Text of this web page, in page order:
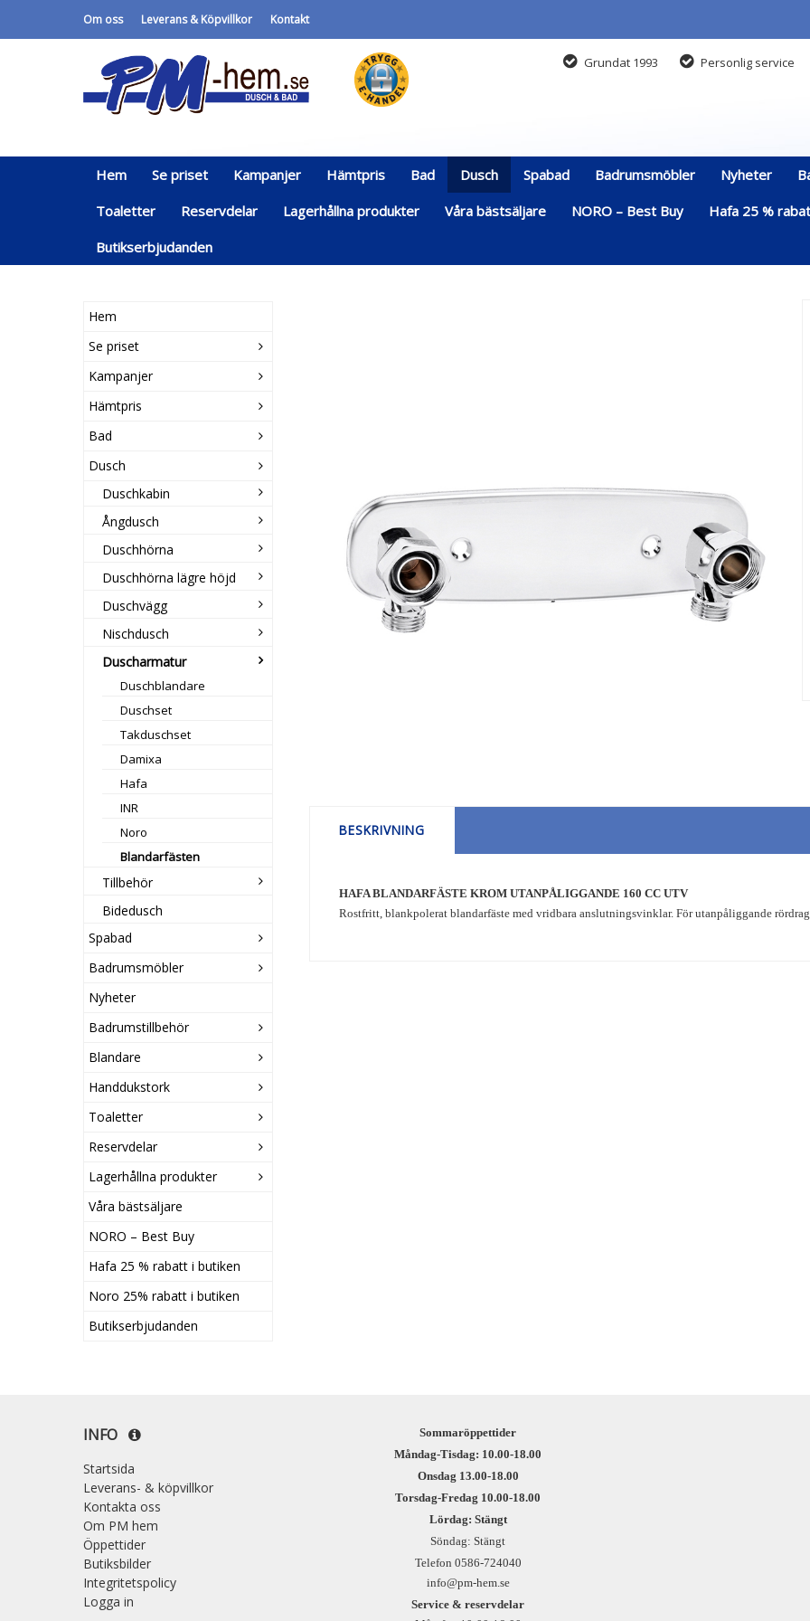
Om oss Leverans & Köpvillkor Kontakt
Grundat 1993 Personlig service
Hem Se priset Kampanjer Hämtpris Bad Dusch Spabad Badrumsmöbler Nyheter
Toaletter
Reservdelar Lagerhållna produkter Våra bästsäljare NORO – Best Buy Hafa 25 %
Butikserbjudanden
Hem
Se priset
Kampanjer
Hämtpris
Bad
Dusch
Duschkabin
Ångdusch
Duschhörna
Duschhörna lägre höjd
Duschvägg
Nischdusch
Duscharmatur
Duschblandare
Duschset
Takduschset
Damixa
Hafa
INR
Noro
Blandarfästen
Tillbehör
Bidedusch
Spabad
Badrumsmöbler
Nyheter
Badrumstillbehör
Blandare
Handdukstork
Toaletter
Reservdelar
Lagerhållna produkter
Våra bästsäljare
NORO – Best Buy
Hafa 25 % rabatt i butiken
Noro 25% rabatt i butiken
Butikserbjudanden
BESKRIVNING
HAFA BLANDARFÄSTE KROM UTANPÅLIGGANDE 160 CC UTV
Rostfritt, blankpolerat blandarfäste med vridbara anslutningsvinklar. För utanpåliggande
INFO
Startsida
Leverans- & köpvillkor
Kontakta oss
Om PM hem
Öppettider
Butiksbilder
Integritetspolicy
Logga in
Sommaröppettider
Måndag-Tisdag: 10.00-18.00
Onsdag 13.00-18.00
Torsdag-Fredag 10.00-18.00
Lördag: Stängt
Söndag: Stängt
Telefon 0586-724040
info@pm-hem.se
Service & reservdelar